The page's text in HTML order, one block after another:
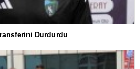
Durdurdu